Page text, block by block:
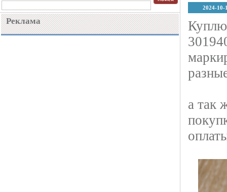
Реклама
2024-10-
а так